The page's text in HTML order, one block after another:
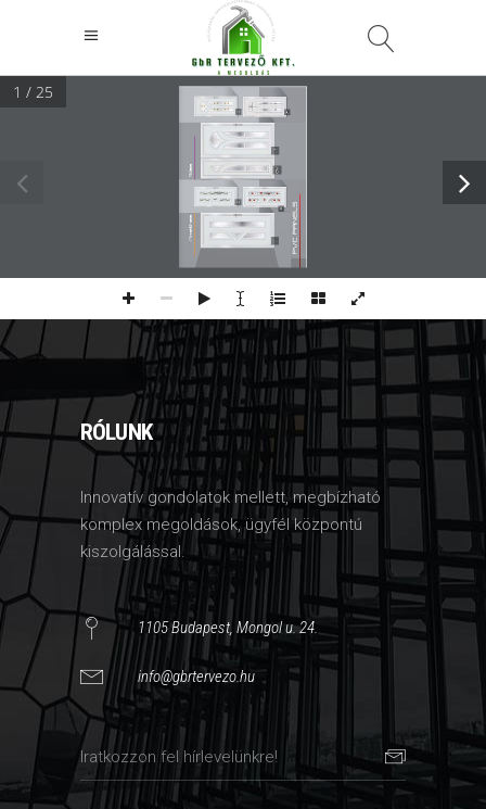
1 / 25
RÓLUNK
Innovatív gondolatok mellett, megbízható
komplex megoldások, ügyfél központú
kiszolgálással.
1105 Budapest, Mongol u. 24.
info@gbrtervezo.hu